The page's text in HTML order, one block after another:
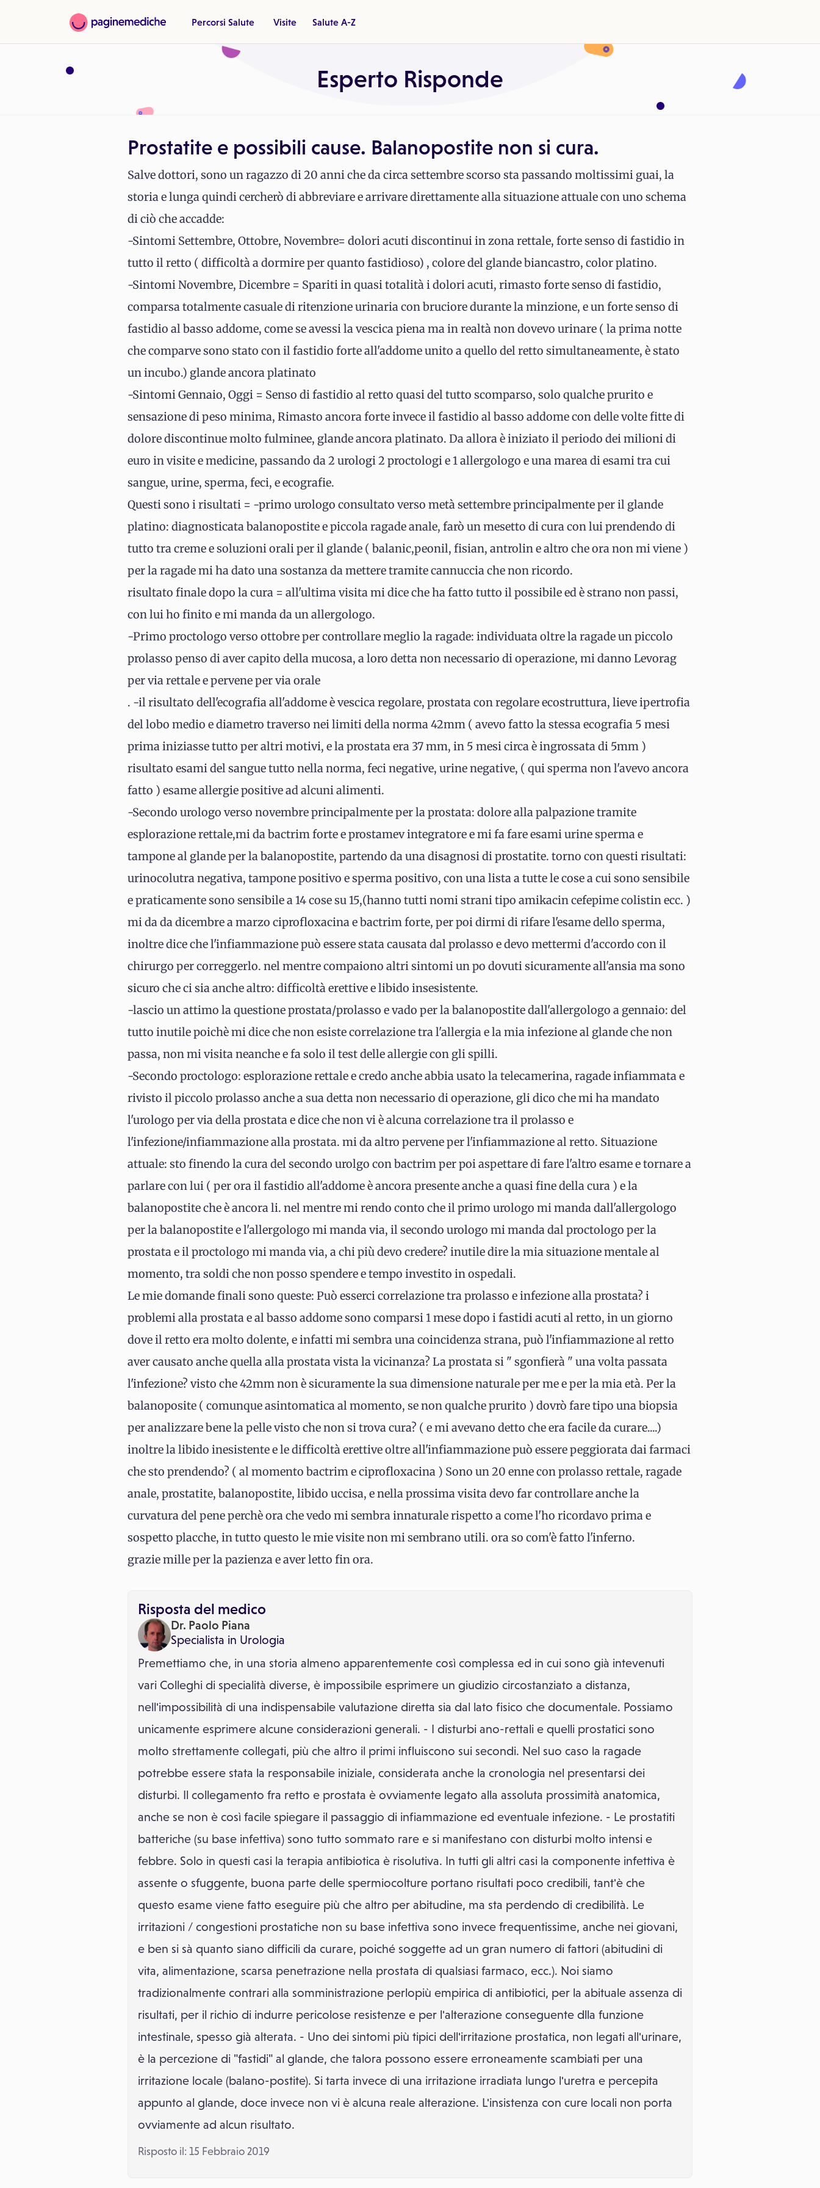
Percorsi Salute Visite Salute A-Z
Esperto Risponde
Prostatite e possibili cause. Balanopostite non si cura.
Salve dottori, sono un ragazzo di 20 anni che da circa settembre scorso sta passando moltissimi guai, la
storia e lunga quindi cercherò di abbreviare e arrivare direttamente alla situazione attuale con uno schema
di ciò che accadde:
-Sintomi Settembre, Ottobre, Novembre= dolori acuti discontinui in zona rettale, forte senso di fastidio in
tutto il retto ( difficoltà a dormire per quanto fastidioso) , colore del glande biancastro, color platino.
-Sintomi Novembre, Dicembre = Spariti in quasi totalità i dolori acuti, rimasto forte senso di fastidio,
comparsa totalmente casuale di ritenzione urinaria con bruciore durante la minzione, e un forte senso di
fastidio al basso addome, come se avessi la vescica piena ma in realtà non dovevo urinare ( la prima notte
che comparve sono stato con il fastidio forte all'addome unito a quello del retto simultaneamente, è stato
un incubo.) glande ancora platinato
-Sintomi Gennaio, Oggi = Senso di fastidio al retto quasi del tutto scomparso, solo qualche prurito e
sensazione di peso minima, Rimasto ancora forte invece il fastidio al basso addome con delle volte fitte di
dolore discontinue molto fulminee, glande ancora platinato. Da allora è iniziato il periodo dei milioni di
euro in visite e medicine, passando da 2 urologi 2 proctologi e 1 allergologo e una marea di esami tra cui
sangue, urine, sperma, feci, e ecografie.
Questi sono i risultati = -primo urologo consultato verso metà settembre principalmente per il glande
platino: diagnosticata balanopostite e piccola ragade anale, farò un mesetto di cura con lui prendendo di
tutto tra creme e soluzioni orali per il glande ( balanic,peonil, fisian, antrolin e altro che ora non mi viene )
per la ragade mi ha dato una sostanza da mettere tramite cannuccia che non ricordo.
risultato finale dopo la cura = all'ultima visita mi dice che ha fatto tutto il possibile ed è strano non passi,
con lui ho finito e mi manda da un allergologo.
-Primo proctologo verso ottobre per controllare meglio la ragade: individuata oltre la ragade un piccolo
prolasso penso di aver capito della mucosa, a loro detta non necessario di operazione, mi danno Levorag
per via rettale e pervene per via orale
. -il risultato dell'ecografia all'addome è vescica regolare, prostata con regolare ecostruttura, lieve ipertrofia
del lobo medio e diametro traverso nei limiti della norma 42mm ( avevo fatto la stessa ecografia 5 mesi
prima iniziasse tutto per altri motivi, e la prostata era 37 mm, in 5 mesi circa è ingrossata di 5mm )
risultato esami del sangue tutto nella norma, feci negative, urine negative, ( qui sperma non l'avevo ancora
fatto ) esame allergie positive ad alcuni alimenti.
-Secondo urologo verso novembre principalmente per la prostata: dolore alla palpazione tramite
esplorazione rettale,mi da bactrim forte e prostamev integratore e mi fa fare esami urine sperma e
tampone al glande per la balanopostite, partendo da una disagnosi di prostatite. torno con questi risultati:
urinocolutra negativa, tampone positivo e sperma positivo, con una lista a tutte le cose a cui sono sensibile
e praticamente sono sensibile a 14 cose su 15,(hanno tutti nomi strani tipo amikacin cefepime colistin ecc. )
mi da da dicembre a marzo ciprofloxacina e bactrim forte, per poi dirmi di rifare l'esame dello sperma,
inoltre dice che l'infiammazione può essere stata causata dal prolasso e devo mettermi d'accordo con il
chirurgo per correggerlo. nel mentre compaiono altri sintomi un po dovuti sicuramente all'ansia ma sono
sicuro che ci sia anche altro: difficoltà erettive e libido insesistente.
-lascio un attimo la questione prostata/prolasso e vado per la balanopostite dall'allergologo a gennaio: del
tutto inutile poichè mi dice che non esiste correlazione tra l'allergia e la mia infezione al glande che non
passa, non mi visita neanche e fa solo il test delle allergie con gli spilli.
-Secondo proctologo: esplorazione rettale e credo anche abbia usato la telecamerina, ragade infiammata e
rivisto il piccolo prolasso anche a sua detta non necessario di operazione, gli dico che mi ha mandato
l'urologo per via della prostata e dice che non vi è alcuna correlazione tra il prolasso e
l'infezione/infiammazione alla prostata. mi da altro pervene per l'infiammazione al retto. Situazione
attuale: sto finendo la cura del secondo urolgo con bactrim per poi aspettare di fare l'altro esame e tornare a
parlare con lui ( per ora il fastidio all'addome è ancora presente anche a quasi fine della cura ) e la
balanopostite che è ancora li. nel mentre mi rendo conto che il primo urologo mi manda dall'allergologo
per la balanopostite e l'allergologo mi manda via, il secondo urologo mi manda dal proctologo per la
prostata e il proctologo mi manda via, a chi più devo credere? inutile dire la mia situazione mentale al
momento, tra soldi che non posso spendere e tempo investito in ospedali.
Le mie domande finali sono queste: Può esserci correlazione tra prolasso e infezione alla prostata? i
problemi alla prostata e al basso addome sono comparsi 1 mese dopo i fastidi acuti al retto, in un giorno
dove il retto era molto dolente, e infatti mi sembra una coincidenza strana, può l'infiammazione al retto
aver causato anche quella alla prostata vista la vicinanza? La prostata si " sgonfierà " una volta passata
l'infezione? visto che 42mm non è sicuramente la sua dimensione naturale per me e per la mia età. Per la
balanoposite ( comunque asintomatica al momento, se non qualche prurito ) dovrò fare tipo una biopsia
per analizzare bene la pelle visto che non si trova cura? ( e mi avevano detto che era facile da curare....)
inoltre la libido inesistente e le difficoltà erettive oltre all'infiammazione può essere peggiorata dai farmaci
che sto prendendo? ( al momento bactrim e ciprofloxacina ) Sono un 20 enne con prolasso rettale, ragade
anale, prostatite, balanopostite, libido uccisa, e nella prossima visita devo far controllare anche la
curvatura del pene perchè ora che vedo mi sembra innaturale rispetto a come l'ho ricordavo prima e
sospetto placche, in tutto questo le mie visite non mi sembrano utili. ora so com'è fatto l'inferno.
grazie mille per la pazienza e aver letto fin ora.
Risposta del medico
Dr. Paolo Piana
Specialista in Urologia
Premettiamo che, in una storia almeno apparentemente così complessa ed in cui sono già intevenuti
vari Colleghi di specialità diverse, è impossibile esprimere un giudizio circostanziato a distanza,
nell'impossibilità di una indispensabile valutazione diretta sia dal lato fisico che documentale. Possiamo
unicamente esprimere alcune considerazioni generali. - I disturbi ano-rettali e quelli prostatici sono
molto strettamente collegati, più che altro il primi influiscono sui secondi. Nel suo caso la ragade
potrebbe essere stata la responsabile iniziale, considerata anche la cronologia nel presentarsi dei
disturbi. Il collegamento fra retto e prostata è ovviamente legato alla assoluta prossimità anatomica,
anche se non è così facile spiegare il passaggio di infiammazione ed eventuale infezione. - Le prostatiti
batteriche (su base infettiva) sono tutto sommato rare e si manifestano con disturbi molto intensi e
febbre. Solo in questi casi la terapia antibiotica è risolutiva. In tutti gli altri casi la componente infettiva è
assente o sfuggente, buona parte delle spermiocolture portano risultati poco credibili, tant'è che
questo esame viene fatto eseguire più che altro per abitudine, ma sta perdendo di credibilità. Le
irritazioni / congestioni prostatiche non su base infettiva sono invece frequentissime, anche nei giovani,
e ben si sà quanto siano difficili da curare, poiché soggette ad un gran numero di fattori (abitudini di
vita, alimentazione, scarsa penetrazione nella prostata di qualsiasi farmaco, ecc.). Noi siamo
tradizionalmente contrari alla somministrazione perlopiù empirica di antibiotici, per la abituale assenza di
risultati, per il richio di indurre pericolose resistenze e per l'alterazione conseguente dlla funzione
intestinale, spesso già alterata. - Uno dei sintomi più tipici dell'irritazione prostatica, non legati all'urinare,
è la percezione di "fastidi" al glande, che talora possono essere erroneamente scambiati per una
irritazione locale (balano-postite). Si tarta invece di una irritazione irradiata lungo l'uretra e percepita
appunto al glande, doce invece non vi è alcuna reale alterazione. L'insistenza con cure locali non porta
ovviamente ad alcun risultato.
Risposto il: 15 Febbraio 2019